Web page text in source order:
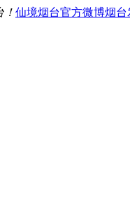
仙境烟台官方微博烟台